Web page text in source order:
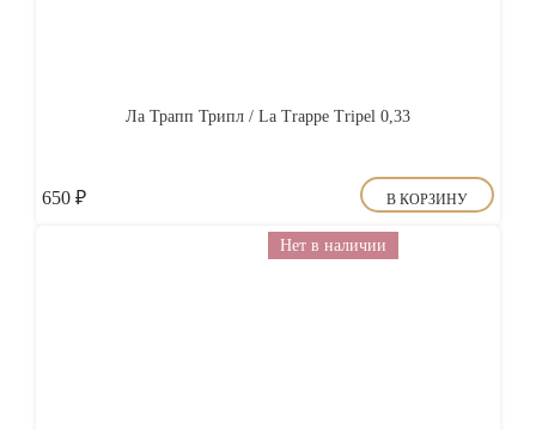
Ла Трапп Трипл / La Trappe Tripel 0,33
650 ₽ В КОРЗИНУ
Нет в наличии